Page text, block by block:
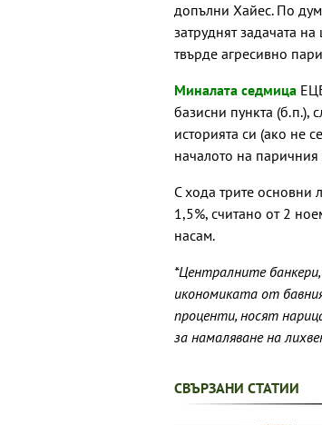
допълни Хайес. По
затруднят задачата
твърде агресивно
Миналата седмица
базисни пункта (б.п.),
историята си (ако не
началото на паричния
С хода трите основни
1,5%, считано от 2
насам.
*Централните
икономиката от
проценти, носят
за намаляване на
СВЪРЗАНИ СТАТИИ